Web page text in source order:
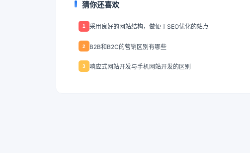
猜你还喜欢
1 采用良好的网站结构，做便于SEO优化的站点
2 B2B和B2C的营销区别有哪些
3 响应式网站开发与手机网站开发的区别